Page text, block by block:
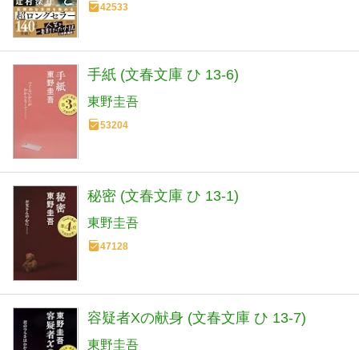
42533
手紙 (文春文庫 ひ 13-6)
東野圭吾
53204
秘密 (文春文庫 ひ 13-1)
東野圭吾
47128
容疑者Xの献身 (文春文庫 ひ 13-7)
東野圭吾